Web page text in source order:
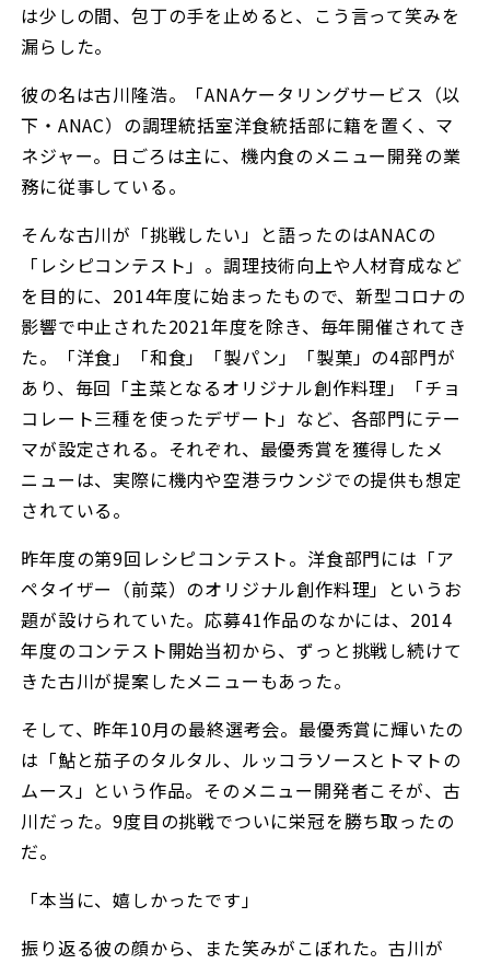
は少しの間、包丁の手を止めると、こう言って笑みを
漏らした。
彼の名は古川隆浩。「ANAケータリングサービス（以
下・ANAC）の調理統括室洋食統括部に籍を置く、マ
ネジャー。日ごろは主に、機内食のメニュー開発の業
務に従事している。
そんな古川が「挑戦したい」と語ったのはANACの
「レシピコンテスト」。調理技術向上や人材育成など
を目的に、2014年度に始まったもので、新型コロナの
影響で中止された2021年度を除き、毎年開催されてき
た。「洋食」「和食」「製パン」「製菓」の4部門が
あり、毎回「主菜となるオリジナル創作料理」「チョ
コレート三種を使ったデザート」など、各部門にテー
マが設定される。それぞれ、最優秀賞を獲得したメ
ニューは、実際に機内や空港ラウンジでの提供も想定
されている。
昨年度の第9回レシピコンテスト。洋食部門には「ア
ペタイザー（前菜）のオリジナル創作料理」というお
題が設けられていた。応募41作品のなかには、2014
年度のコンテスト開始当初から、ずっと挑戦し続けて
きた古川が提案したメニューもあった。
そして、昨年10月の最終選考会。最優秀賞に輝いたの
は「鮎と茄子のタルタル、ルッコラソースとトマトの
ムース」という作品。そのメニュー開発者こそが、古
川だった。9度目の挑戦でついに栄冠を勝ち取ったの
だ。
「本当に、嬉しかったです」
振り返る彼の顔から、また笑みがこぼれた。古川が